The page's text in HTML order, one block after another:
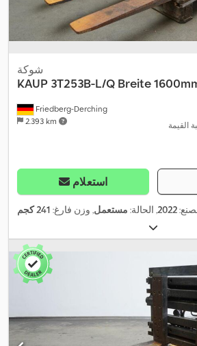
Friedberg-Derching
2.393 km
شوكة
KAUP 3T253B-L/Q Breite
القيمة
استعلام
2022, الحالة: مستعمل, وزن فارغ: 241 كجم